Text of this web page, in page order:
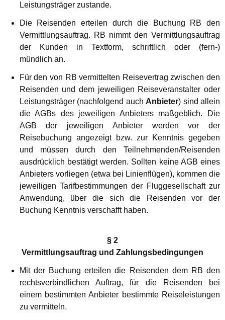
Leistungsträger zustande.
Die Reisenden erteilen durch die Buchung RB den
Vermittlungsauftrag. RB nimmt den Vermittlungsauftrag
der Kunden in Textform, schriftlich oder (fern-)
mündlich an.
Für den von RB vermittelten Reisevertrag zwischen den
Reisenden und dem jeweiligen Reiseveranstalter oder
Leistungsträger (nachfolgend auchAnbieter) sind allein
die AGBs des jeweiligen Anbieters maßgeblich. Die
AGB der jeweiligen Anbieter werden vor der
Reisebuchung angezeigt bzw. zur Kenntnis gegeben
und müssen durch den Teilnehmenden/Reisenden
ausdrücklich bestätigt werden. Sollten keine AGB eines
Anbieters vorliegen (etwa bei Linienflügen), kommen die
jeweiligen Tarifbestimmungen der Fluggesellschaft zur
Anwendung, über die sich die Reisenden vor der
Buchung Kenntnis verschafft haben.
§ 2
Vermittlungsauftrag und Zahlungsbedingungen
Mit der Buchung erteilen die Reisenden dem RB den
rechtsverbindlichen Auftrag, für die Reisenden bei
einem bestimmten Anbieter bestimmte Reiseleistungen
zu vermitteln.